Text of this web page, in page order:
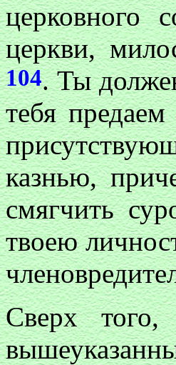
церковного
церкви,
104. Ты
тебя
казнью,
смягчить
твоею
Сверх